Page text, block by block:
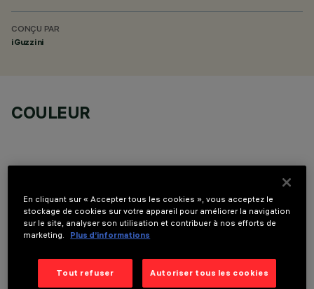
CONÇU PAR
iGuzzini
COULEUR
COMPOSANTS OPTIONNELS
En cliquant sur « Accepter tous les cookies », vous acceptez le
stockage de cookies sur votre appareil pour améliorer la navigation
sur le site, analyser son utilisation et contribuer à nos efforts de
marketing.
Plus d’informations
Tout refuser Autoriser tous les cookies